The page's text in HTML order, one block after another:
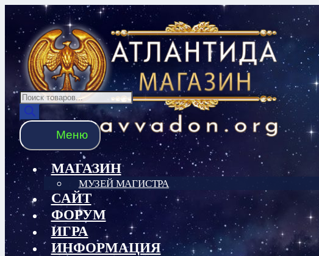
Перейти
к
навигации
Перейти
к
содержимому
Поиск
товаров
Меню
МАГАЗИН
МУЗЕЙ МАГИСТРА
САЙТ
ФОРУМ
ИГРА
ИНФОРМАЦИЯ